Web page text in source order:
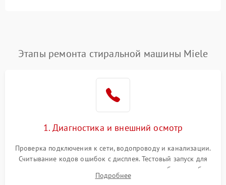
Этапы ремонта стиральной машины Miele
1. Диагностика и внешний осмотр
Проверка подключения к сети, водопроводу и канализации.
Считывание кодов ошибок с дисплея. Тестовый запуск для
выявления посторонних шумов, протечек или сбоев в работе
электронного модуля управления.
Подробнее